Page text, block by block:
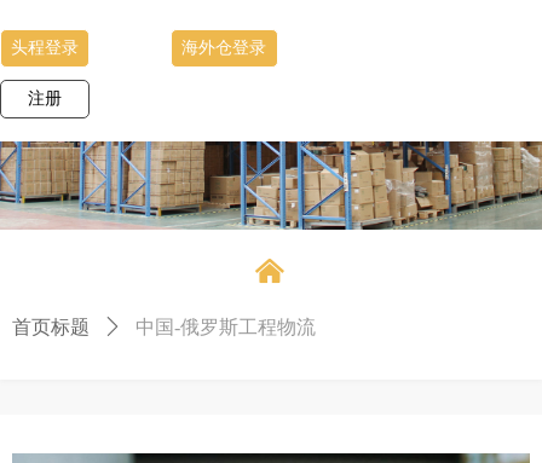
海外仓登录
注册
头程登录
낀
首页标题 ꄲ 中国-俄罗斯工程物流